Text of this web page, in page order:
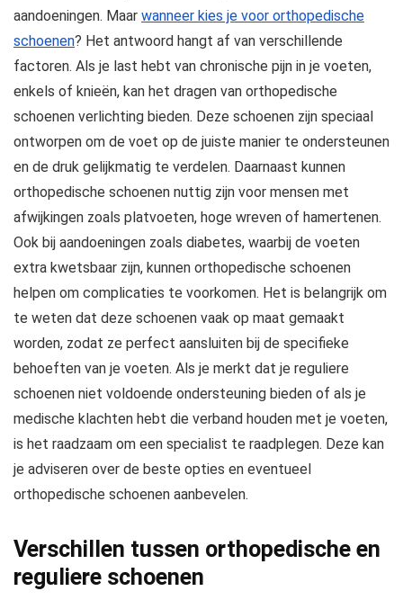
aandoeningen. Maar wanneer kies je voor orthopedische
schoenen? Het antwoord hangt af van verschillende
factoren. Als je last hebt van chronische pijn in je voeten,
enkels of knieën, kan het dragen van orthopedische
schoenen verlichting bieden. Deze schoenen zijn speciaal
ontworpen om de voet op de juiste manier te ondersteunen
en de druk gelijkmatig te verdelen. Daarnaast kunnen
orthopedische schoenen nuttig zijn voor mensen met
afwijkingen zoals platvoeten, hoge wreven of hamertenen.
Ook bij aandoeningen zoals diabetes, waarbij de voeten
extra kwetsbaar zijn, kunnen orthopedische schoenen
helpen om complicaties te voorkomen. Het is belangrijk om
te weten dat deze schoenen vaak op maat gemaakt
worden, zodat ze perfect aansluiten bij de specifieke
behoeften van je voeten. Als je merkt dat je reguliere
schoenen niet voldoende ondersteuning bieden of als je
medische klachten hebt die verband houden met je voeten,
is het raadzaam om een specialist te raadplegen. Deze kan
je adviseren over de beste opties en eventueel
orthopedische schoenen aanbevelen.
Verschillen tussen orthopedische en
reguliere schoenen